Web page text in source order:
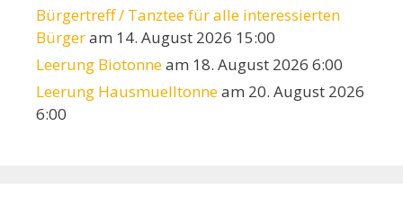
Bürgertreff / Tanztee für alle interessierten
Bürgeram 14. August 2026 15:00
Leerung Biotonneam 18. August 2026 6:00
Leerung Hausmuelltonneam 20. August 2026
6:00